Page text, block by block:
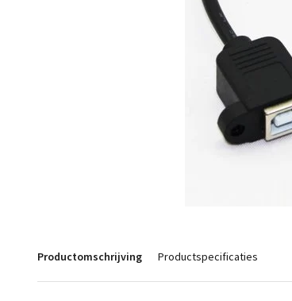
Productomschrijving Productspecificaties